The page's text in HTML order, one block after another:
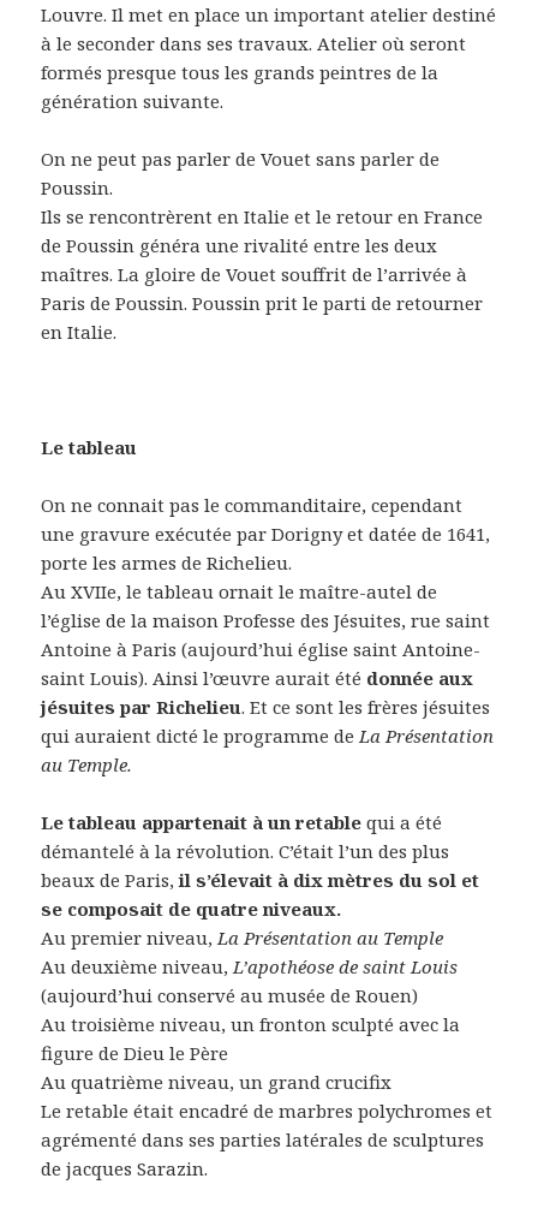
Louvre. Il met en place un important atelier destiné
à le seconder dans ses travaux. Atelier où seront
formés presque tous les grands peintres de la
génération suivante.
On ne peut pas parler de Vouet sans parler de
Poussin.
Ils se rencontrèrent en Italie et le retour en France
de Poussin généra une rivalité entre les deux
maîtres. La gloire de Vouet souffrit de l’arrivée à
Paris de Poussin. Poussin prit le parti de retourner
en Italie.
Le tableau
On ne connait pas le commanditaire, cependant
une gravure exécutée par Dorigny et datée de 1641,
porte les armes de Richelieu.
Au XVIIe, le tableau ornait le maître-autel de
l’église de la maison Professe des Jésuites, rue saint
Antoine à Paris (aujourd’hui église saint Antoine-
saint Louis). Ainsi l’œuvre aurait été donnée aux
jésuites par Richelieu. Et ce sont les frères jésuites
qui auraient dicté le programme deLa Présentation
au Temple.
Le tableau appartenait à un retable qui a été
démantelé à la révolution. C’était l’un des plus
beaux de Paris,il s’élevait à dix mètres du sol et
se composait de quatre niveaux.
Au premier niveau,La Présentation au Temple
Au deuxième niveau,L’apothéose de saint Louis
(aujourd’hui conservé au musée de Rouen)
Au troisième niveau, un fronton sculpté avec la
figure de Dieu le Père
Au quatrième niveau, un grand crucifix
Le retable était encadré de marbres polychromes et
agrémenté dans ses parties latérales de sculptures
de jacques Sarazin.